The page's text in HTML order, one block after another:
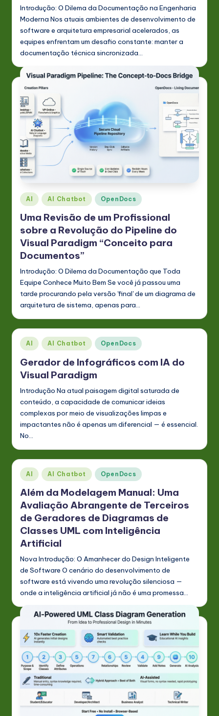
a
r
e
In
n
o
v
a
ti
o
n
Introdução: O Dilema da Documentação na Engenharia
Moderna Nos atuais ambientes de desenvolvimento de
software e arquitetura empresarial acelerados, as
equipes enfrentam um desafio constante: manter a
documentação técnica sincronizada…
Posted
in
AI AI Chatbot OpenDocs
Uma Revisão de um Profissional
sobre a Revolução do Pipeline do
Visual Paradigm “Conceito para
Documentos”
Introdução: O Dilema da Documentação que Toda
Equipe Conhece Muito Bem Se você já passou uma
tarde procurando pela versão 'final' de um diagrama de
arquitetura de sistema, apenas para…
Posted
in
AI AI Chatbot OpenDocs
Gerador de Infográficos com IA do
Visual Paradigm
Introdução Na atual paisagem digital saturada de
conteúdo, a capacidade de comunicar ideias
complexas por meio de visualizações limpas e
impactantes não é apenas um diferencial — é essencial.
No…
Posted
in
AI AI Chatbot OpenDocs
Além da Modelagem Manual: Uma
Avaliação Abrangente de Terceiros
de Geradores de Diagramas de
Classes UML com Inteligência
Artificial
Nova Introdução: O Amanhecer do Design Inteligente
de Software O cenário do desenvolvimento de
software está vivendo uma revolução silenciosa —
onde a inteligência artificial já não é uma promessa…